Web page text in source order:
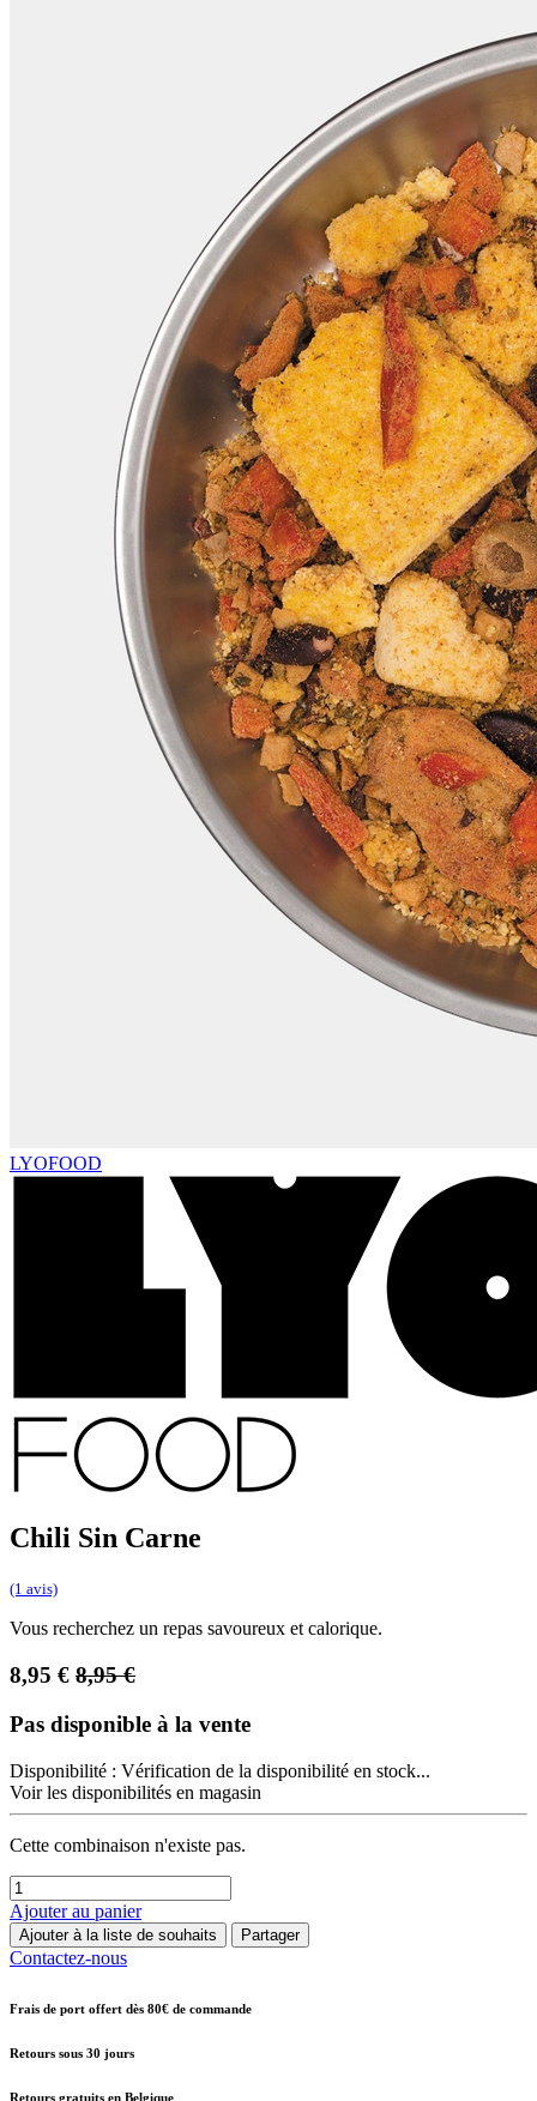
LYOFOOD
Chili Sin Carne
(1 avis)
Vous recherchez un repas savoureux et calorique.
8,95 € 8,95€
Pas disponible à la vente
Disponibilité : Vérification de la disponibilité en stock...
Voir les disponibilités en magasin
Cette combinaison n'existe pas.
Ajouter au panier
Ajouter à la liste de souhaits Partager
Contactez-nous
Frais de port offert dès 80€ de commande
Retours sous 30 jours
Retours gratuits en Belgique